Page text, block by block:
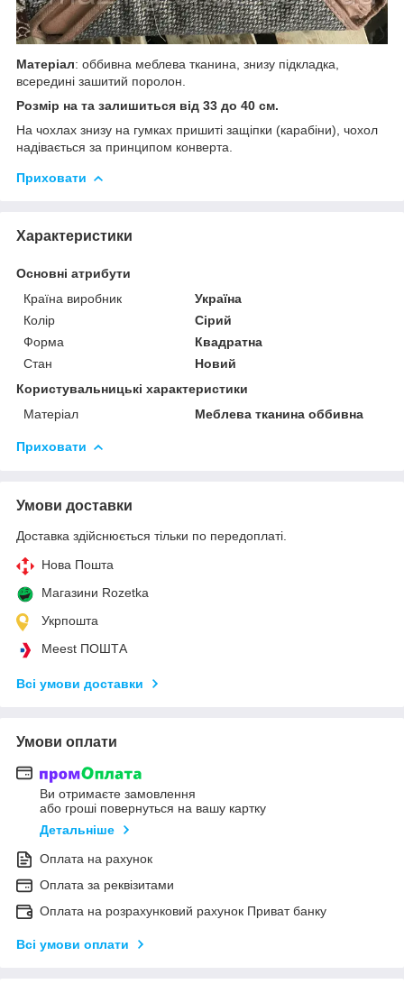
Матеріал: оббивна меблева тканина, знизу підкладка,
всередині зашитий поролон.
Розмір на та залишиться від 33 до 40 см.
На чохлах знизу на гумках пришиті защіпки (карабіни), чохол
надівається за принципом конверта.
Приховати
Характеристики
Основні атрибути
Країна виробник
Україна
Колір
Сірий
Форма
Квадратна
Стан
Новий
Користувальницькі характеристики
Матеріал
Меблева тканина оббивна
Приховати
Умови доставки
Доставка здійснюється тільки по передоплаті.
Нова Пошта
Магазини Rozetka
Укрпошта
Meest ПОШТА
Всі умови доставки
Умови оплати
Ви отримаєте замовлення
або гроші повернуться на вашу картку
Детальніше
Оплата на рахунок
Оплата за реквізитами
Оплата на розрахунковий рахунок Приват банку
Всі умови оплати